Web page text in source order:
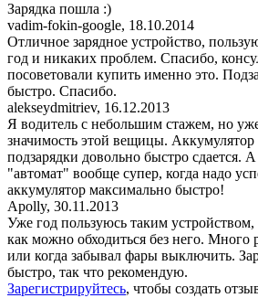
Зарядка пошла :)
vadim-fokin-google, 18.10.2014
Отличное зарядное устройство,
год и никаких проблем. Спасибо,
посоветовали купить именно это.
быстро. Спасибо.
alekseydmitriev, 16.12.2013
Я водитель с небольшим стажем, но
значимость этой вещицы.
подзарядки довольно быстро сдается.
"автомат" вообще супер, когда надо
аккумулятор максимально быстро!
Apolly, 30.11.2013
Уже год пользуюсь таким
как можно обходиться без него. Много
или когда забывал фары выключить.
быстро, так что рекомендую.
Зарегистрируйтесь, чтобы создать